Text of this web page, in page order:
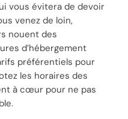
vous évitera de devoir
venez de loin,
nouent des
d’hébergement
préférentiels pour
les horaires des
à cœur pour ne pas